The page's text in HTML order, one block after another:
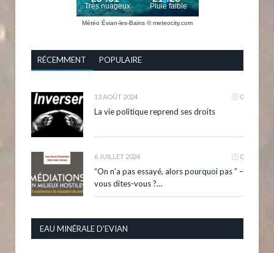
Météo Évian-les-Bains © meteocity.com
RÉCEMMENT POPULAIRE
13 AOÛT 2024 0
La vie politique reprend ses droits
6 JUILLET 2024 0
“On n’a pas essayé, alors pourquoi pas ” –
vous dites-vous ?…
EAU MINÉRALE D’EVIAN